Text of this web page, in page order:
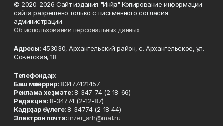
© 2020-2026 Сайт издания "Инйәр" Копирование информации
сайта разрешено только с письменного согласия
администрации
Об использовании персональных данных
Адресы: 453030, Архангельский район, с. Архангельское, ул.
Советская, 18
Телефондар:
Баш мөхәррир:83477421457
Реклама хеҙмәте:8-347-74 (2-18-66)
Редакция:8-34774 (2-12-87)
Кадрҙар бүлеге:8-34774 (2-18-44)
Электрон почта:inzer_arh@mail.ru